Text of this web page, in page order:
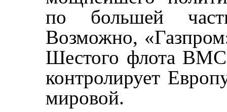
по большей
Возможно,
Шестого флота
контролирует
мировой.